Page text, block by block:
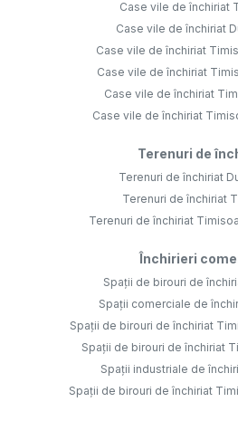
Case vile de închiriat
Case vile de închiriat
Case vile de închiriat
Case vile de închiriat
Case vile de închiriat
Case vile de închiriat
Terenuri de
Terenuri de închiriat
Terenuri de închiriat
Terenuri de închiriat
Închirieri
Spații de birouri de
Spații comerciale de
Spații de birouri de închiriat
Spații de birouri de închiriat
Spații industriale de
Spații de birouri de închiriat